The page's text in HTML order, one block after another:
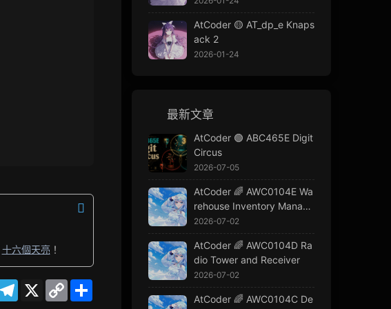
十六個天亮！
T
X
C
S
AtCoder 🟡 AT_dp_e Knaps
ack 2
2026-01-24
最新文章
AtCoder 🟢 ABC465E Digit
Circus
2026-07-05
AtCoder 🌈 AWC0104E Wa
rehouse Inventory Manage
ment
2026-07-02
AtCoder 🌈 AWC0104D Ra
dio Tower and Receiver
2026-07-02
AtCoder 🌈 AWC0104C De